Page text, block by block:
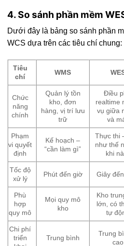
4. So sánh phần mềm
Dưới đây là bảng so sánh phần
WCS dựa trên các tiêu chí chung:
Tiêu
chí
WMS
Chức
năng
chính
Quản lý tồn
kho, đơn
hàng, vị trí lưu
trữ
Điều
realtime
vụ giữa
và
Phạm
vi quyết
định
Kế hoạch –
“cần làm gì”
Thực thi
như thế
khi
Tốc độ
xử lý
Phút đến giờ Giây
Phù
hợp
quy mô
Mọi quy mô
kho
Kho
lớn, có
tự
Chi phí
triển
Trung bình
Trung
cao